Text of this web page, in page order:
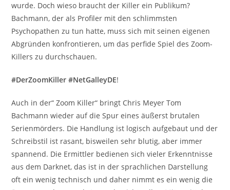
wurde. Doch wieso braucht der Killer ein Publikum?
Bachmann, der als Profiler mit den schlimmsten
Psychopathen zu tun hatte, muss sich mit seinen eigenen
Abgründen konfrontieren, um das perfide Spiel des Zoom-
Killers zu durchschauen.
#DerZoomKiller #NetGalleyDE!
Auch in der“ Zoom Killer“ bringt Chris Meyer Tom
Bachmann wieder auf die Spur eines äußerst brutalen
Serienmörders. Die Handlung ist logisch aufgebaut und der
Schreibstil ist rasant, bisweilen sehr blutig, aber immer
spannend. Die Ermittler bedienen sich vieler Erkenntnisse
aus dem Darknet, das ist in der sprachlichen Darstellung
oft ein wenig technisch und daher nimmt es ein wenig die